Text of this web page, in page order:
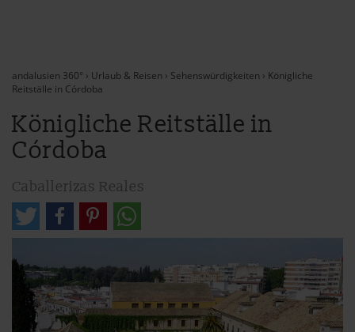
andalusien 360° › Urlaub & Reisen › Sehenswürdigkeiten › Königliche
Reitställe in Córdoba
Königliche Reitställe in
Córdoba
Caballerizas Reales